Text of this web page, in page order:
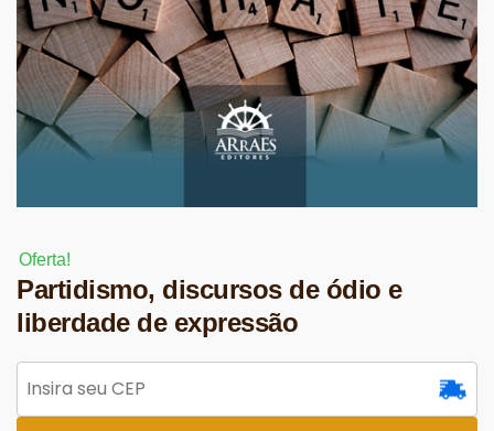
Oferta!
Partidismo, discursos de ódio e
liberdade de expressão